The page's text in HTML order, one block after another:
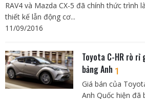
RAV4 và Mazda CX-5 đã chính thức trình
thiết kế lẫn động cơ...
11/09/2016
Toyota C-HR rò
bảng Anh 1
Giá bán của
Anh Quốc hiện